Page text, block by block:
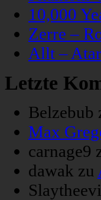
10,000
Zerre –
Allt –
Letzte
Belzebub
Max
carnage9
dawak zu